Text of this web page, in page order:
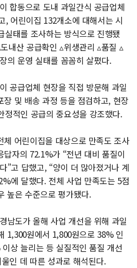
합동으로 도내 과일간식 공급업체
, 어린이집 132개소에 대해서는 시
실태를 조사하는 방식으로 진행됐
내산 공급확인 ▵위생관리 ▵품질 ▵
의 운영 실태를 꼼꼼히 살폈다.
공급업체 현장을 직접 방문해 과일
장 및 배송 과정 등을 점검하고, 현장
정적인 공급의 중요성을 강조했다.
어린이집을 대상으로 만족도 조사
자의 72.1%가 “전년 대비 품질이
”고 답했고, “양이 더 많아졌거나 계
에 달했다. 전체 사업 만족도는 5점
높은 수준으로 평가됐다.
남도가 올해 사업 개선을 위해 과일
1,300원에서 1,800원으로 38% 인
상 늘리는 등 실질적인 품질 개선
인 데 따른 성과로 해석된다.